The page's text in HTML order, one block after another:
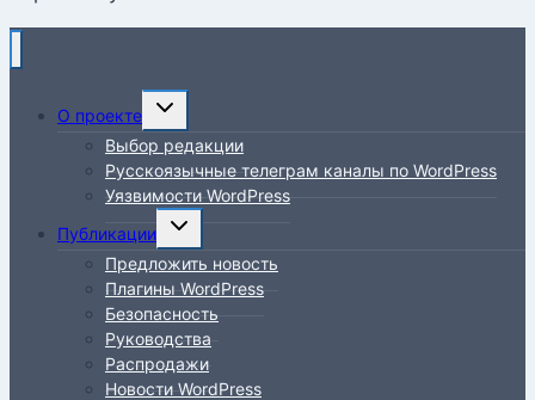
О проекте
Переключить
дочернее
меню
Выбор редакции
Русскоязычные телеграм каналы по WordPress
Уязвимости WordPress
Публикации
Переключить
дочернее
меню
Предложить новость
Плагины WordPress
Безопасность
Руководства
Распродажи
Новости WordPress